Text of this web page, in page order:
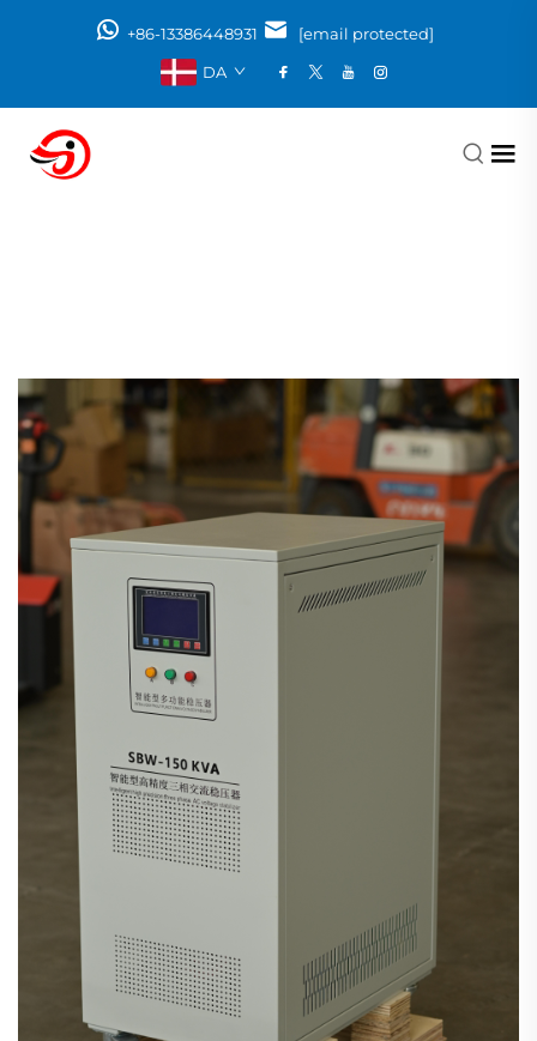
+86-13386448931
[email protected]
DA